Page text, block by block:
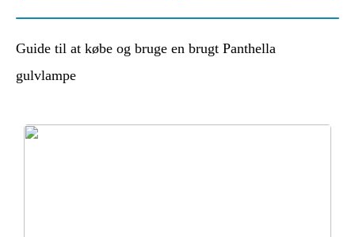
Guide til at købe og bruge en brugt Panthella
gulvlampe